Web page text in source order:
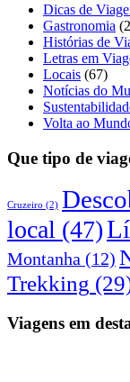
Dicas de
Gastronomia
Histórias de
Letras em
Locais (67)
Notícias do
Volta ao
Que tipo de
Cruzeiro (2)
local (47)
Montanha (12)
Trekking
Viagens em